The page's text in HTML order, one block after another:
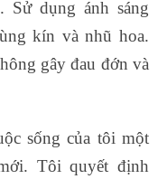
Sử dụng ánh sáng
kín và nhũ hoa.
gây đau đớn và
sống của tôi một
Tôi quyết định